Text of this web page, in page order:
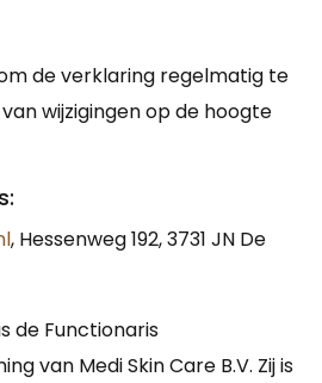
de verklaring regelmatig te
wijzigingen op de hoogte
, Hessenweg 192, 3731 JN De
de Functionaris
van Medi Skin Care B.V. Zij is